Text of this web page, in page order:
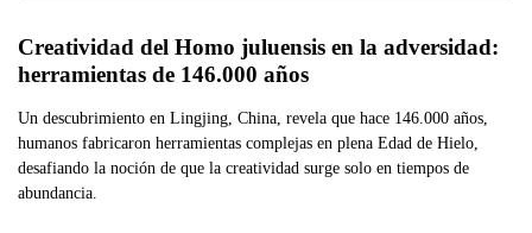
Creatividad del Homo juluensis en la adversidad:
herramientas de 146.000 años
Un descubrimiento en Lingjing, China, revela que hace 146.000 años,
humanos fabricaron herramientas complejas en plena Edad de Hielo,
desafiando la noción de que la creatividad surge solo en tiempos de
abundancia.